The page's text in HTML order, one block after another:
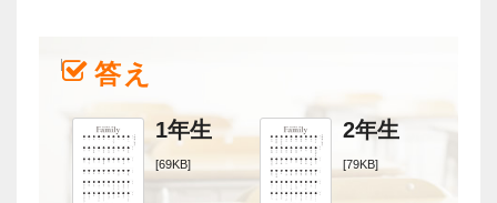
答え
1年生
[69KB]
2年生
[79KB]